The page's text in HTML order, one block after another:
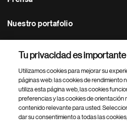
Nuestro portafolio
Footer Site Search
Tu privacidad es
Utilizamos cookies para mejorar su
páginas web: las cookies de rendimiento
utiliza esta página web, las cookies
preferencias y las cookies de orientación
contenido relevante para usted.
dar su consentimiento a todas las